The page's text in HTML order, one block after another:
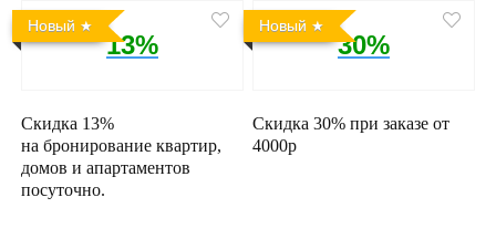
Новый
13%
Скидка 13%
на бронирование квартир,
домов и апартаментов
посуточно.
Новый
30%
Скидка 30% при заказе от
4000р